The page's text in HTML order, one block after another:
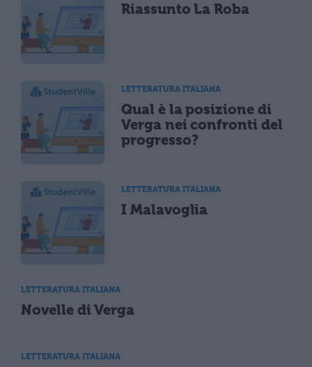
Riassunto La Roba
LETTERATURA ITALIANA
Qual è la posizione di
Verga nei confronti del
progresso?
LETTERATURA ITALIANA
I Malavoglia
LETTERATURA ITALIANA
Novelle di Verga
LETTERATURA ITALIANA